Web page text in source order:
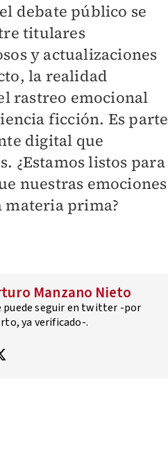
debate público se
titulares
y actualizaciones
la realidad
rastreo emocional
ficción. Es parte
digital que
¿Estamos listos para
nuestras emociones
materia prima?
Manzano Nieto
puede seguir en twitter -por
ya verificado-.